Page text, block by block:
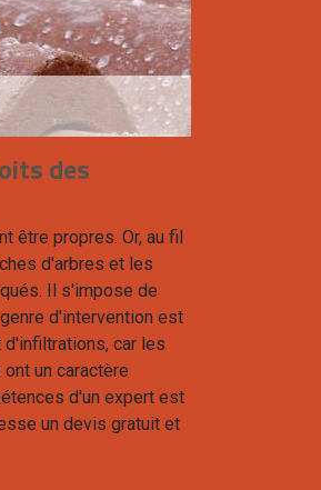
des
être propres. Or, au fil
d'arbres et les
Il s'impose de
d'intervention est
car les
un caractère
d'un expert est
un devis gratuit et